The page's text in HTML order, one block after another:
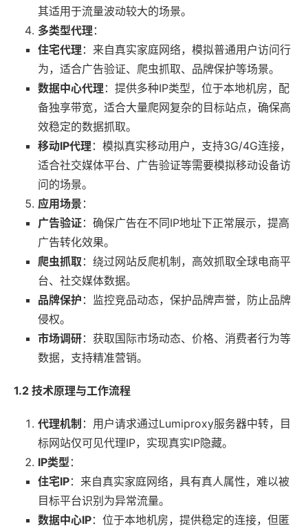
其适用于流量波动较大的场景。
多类型代理 ：
住宅代理 ：来自真实家庭网络，模拟普通用户访问行
为，适合广告验证、爬虫抓取、品牌保护等场景。
数据中心代理 ：提供多种IP类型，位于本地机房，配
备独享带宽，适合大量爬网复杂的目标站点，确保高
效稳定的数据抓取。
移动IP代理 ：模拟真实移动用户，支持3G/4G连接，
适合社交媒体平台、广告验证等需要模拟移动设备访
问的场景。
应用场景 ：
广告验证：确保广告在不同IP地址下正常展示，提高
广告转化效果。
爬虫抓取 ：绕过网站反爬机制，高效抓取全球电商平
台、社交媒体数据。
品牌保护 ：监控竞品动态，保护品牌声誉，防止品牌
侵权。
市场调研：获取国际市场动态、价格、消费者行为等
数据，支持精准营销。
1.2 技术原理与工作流程
代理机制 ：用户请求通过Lumiproxy服务器中转，目
标网站仅可见代理IP，实现真实IP隐藏。
IP类型：
住宅IP：来自真实家庭网络，具有真人属性，难以被
目标平台识别为异常流量。
数据中心IP：位于本地机房，提供稳定的连接，但匿